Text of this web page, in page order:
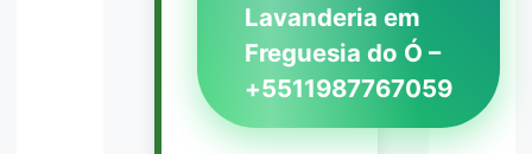
Lavanderia em
Freguesia do Ó –
+5511987767059